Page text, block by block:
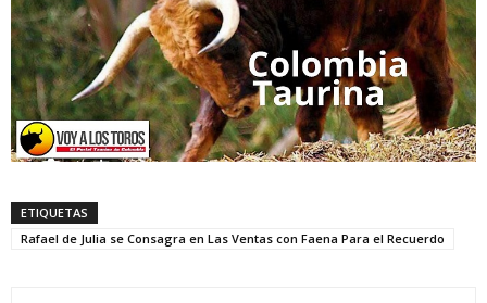
ETIQUETAS
Rafael de Julia se Consagra en Las Ventas con Faena Para el Recuerdo